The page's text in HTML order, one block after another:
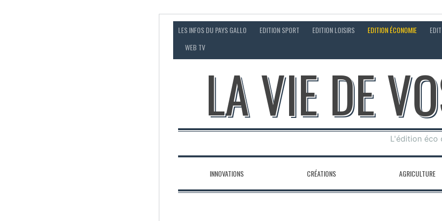
LES INFOS DU PAYS GALLO EDITION SPORT EDITION LOISIRS EDITION ÉCONOMIE
WEB TV
LA VIE DE
L'édition éco
INNOVATIONS CRÉATIONS AGRICULTURE